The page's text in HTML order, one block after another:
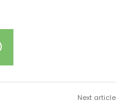
Next article